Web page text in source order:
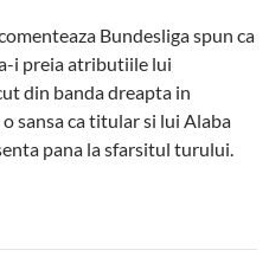
Bundesliga spun ca
i preia atributiile lui
din banda dreapta in
sansa ca titular si lui Alaba
pana la sfarsitul turului.